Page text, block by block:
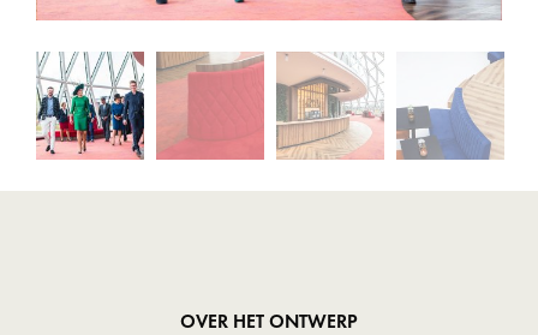
OVER HET ONTWERP